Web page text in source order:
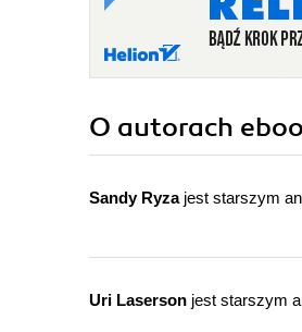
O autorach
Sandy Ryzajest starszym
Uri Laserson jest starszym